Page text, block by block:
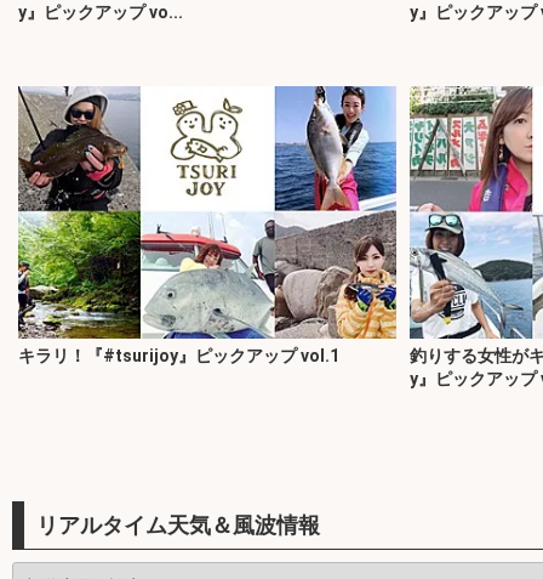
y』ピックアップ vo...
y』ピックアップ
キラリ！『#tsurijoy』ピックアップ vol.1
釣りする女性が
y』ピックアップ
リアルタイム天気＆風波情報